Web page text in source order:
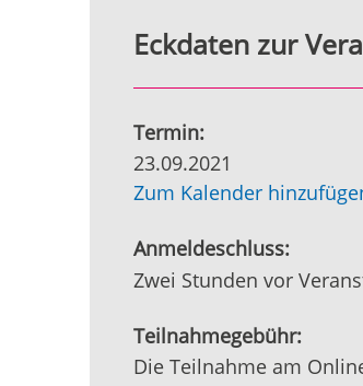
Eckdaten zur
Termin:
23.09.2021
Zum Kalender
Anmeldeschluss:
Zwei Stunden vor
Teilnahmegebühr:
Die Teilnahme am